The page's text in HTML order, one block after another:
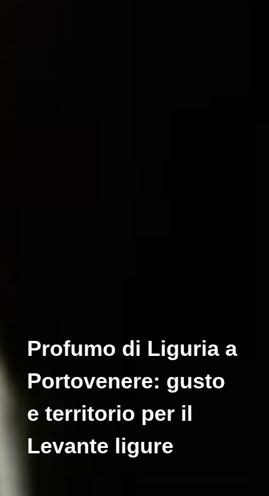
Profumo di Liguria a
Portovenere: gusto
e territorio per il
Levante ligure